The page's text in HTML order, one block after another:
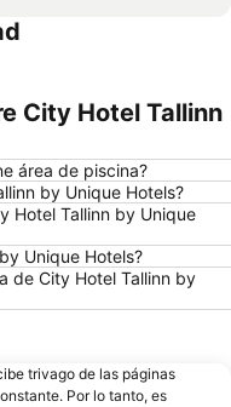
City Hotel Tallinn
área de piscina?
by Unique Hotels?
Hotel Tallinn by Unique
Unique Hotels?
de City Hotel Tallinn by
trivago de las páginas
Por lo tanto, es